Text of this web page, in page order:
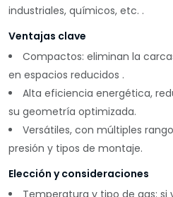
industriales, químicos, etc. .
Ventajas clave
Compactos: eliminan la
en espacios reducidos .
Alta eficiencia energética,
su geometría optimizada.
Versátiles, con múltiples
presión y tipos de montaje.
Elección y consideraciones
Temperatura y tipo de gas: si